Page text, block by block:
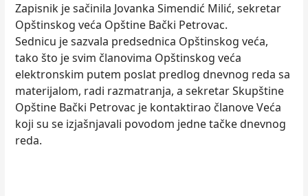
Zapisnik je sačinila Jovanka Simendić Milić, sekretar
Opštinskog veća Opštine Bački Petrovac.
Sednicu je sazvala predsednica Opštinskog veća,
tako što je svim članovima Opštinskog veća
elektronskim putem poslat predlog dnevnog reda sa
materijalom, radi razmatranja, a sekretar Skupštine
Opštine Bački Petrovac je kontaktirao članove Veća
koji su se izjašnjavali povodom jedne tačke dnevnog
reda.